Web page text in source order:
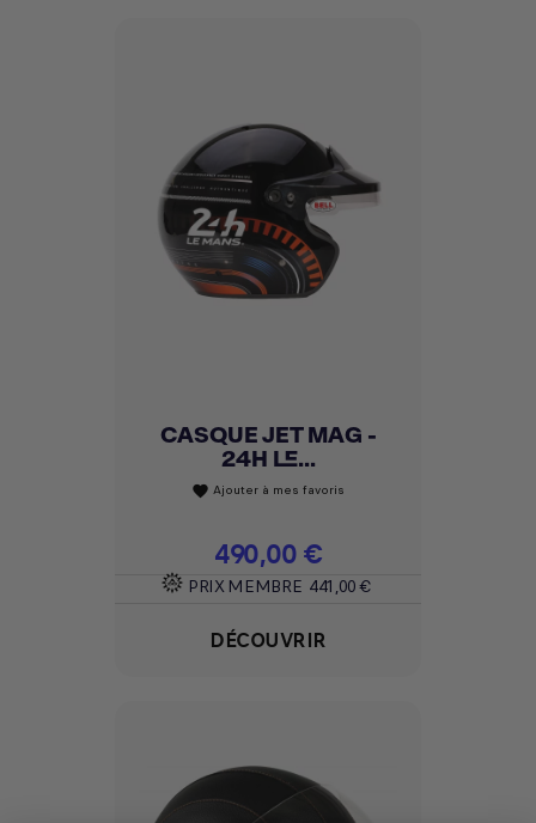
CASQUE JET MAG -
24H LE...
favorite Ajouter à mes favoris
Prix
490,00 €
PRIX MEMBRE 441,00 €
DÉCOUVRIR